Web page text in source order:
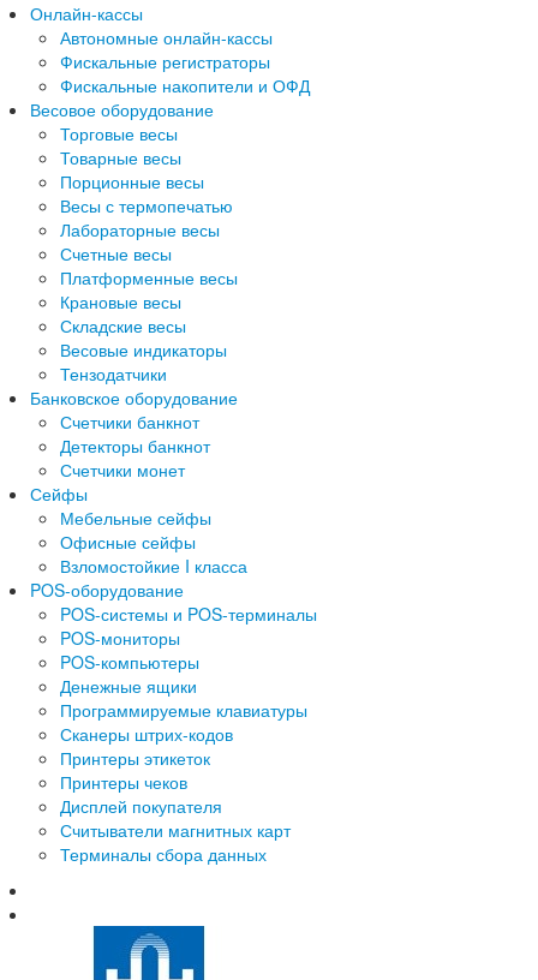
Онлайн-кассы
Автономные онлайн-кассы
Фискальные регистраторы
Фискальные накопители и ОФД
Весовое оборудование
Торговые весы
Товарные весы
Порционные весы
Весы с термопечатью
Лабораторные весы
Счетные весы
Платформенные весы
Крановые весы
Складские весы
Весовые индикаторы
Тензодатчики
Банковское оборудование
Счетчики банкнот
Детекторы банкнот
Счетчики монет
Сейфы
Мебельные сейфы
Офисные сейфы
Взломостойкие I класса
POS-оборудование
POS-системы и POS-терминалы
POS-мониторы
POS-компьютеры
Денежные ящики
Программируемые клавиатуры
Сканеры штрих-кодов
Принтеры этикеток
Принтеры чеков
Дисплей покупателя
Считыватели магнитных карт
Терминалы сбора данных